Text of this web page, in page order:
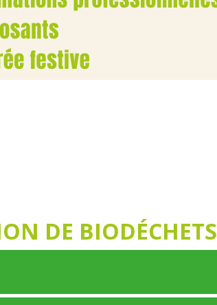
DE BIODÉCHETS